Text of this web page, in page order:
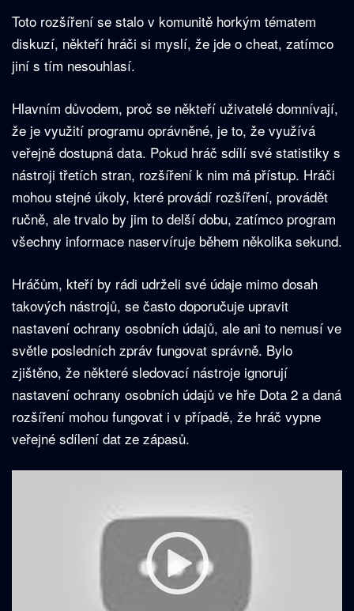
Toto rozšíření se stalo v komunitě horkým tématem
diskuzí, někteří hráči si myslí, že jde o cheat, zatímco
jiní s tím nesouhlasí.
Hlavním důvodem, proč se někteří uživatelé domnívají,
že je využití programu oprávněné, je to, že využívá
veřejně dostupná data. Pokud hráč sdílí své statistiky s
nástroji třetích stran, rozšíření k nim má přístup. Hráči
mohou stejné úkoly, které provádí rozšíření, provádět
ručně, ale trvalo by jim to delší dobu, zatímco program
všechny informace naservíruje během několika sekund.
Hráčům, kteří by rádi udrželi své údaje mimo dosah
takových nástrojů, se často doporučuje upravit
nastavení ochrany osobních údajů, ale ani to nemusí ve
světle posledních zpráv fungovat správně. Bylo
zjištěno, že některé sledovací nástroje ignorují
nastavení ochrany osobních údajů ve hře Dota 2 a daná
rozšíření mohou fungovat i v případě, že hráč vypne
veřejné sdílení dat ze zápasů.